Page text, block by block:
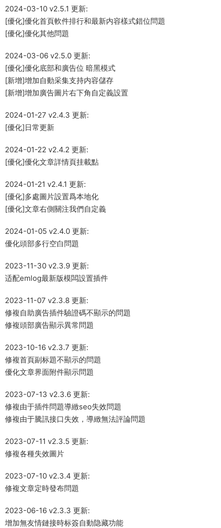
2024-03-10 v2.5.1 更新:
[優化]優化首頁軟件排行和最新内容樣式錯位問題
[優化]優化其他問題
2024-03-06 v2.5.0 更新:
[優化]優化底部和廣告位 暗黑模式
[新增]增加自動采集支持内容儲存
[新增]增加廣告圖片右下角自定義設置
2024-01-27 v2.4.3 更新:
[優化]日常更新
2024-01-22 v2.4.2 更新:
[優化]優化文章詳情頁挂載點
2024-01-21 v2.4.1 更新:
[優化]多處圖片設置爲本地化
[優化]文章右側關注我們自定義
2024-01-05 v2.4.0 更新:
優化頭部多行空白問題
2023-11-30 v2.3.9 更新:
适配emlog最新版模闆設置插件
2023-11-07 v2.3.8 更新:
修複自助廣告插件驗證碼不顯示的問題
修複頭部廣告顯示異常問題
2023-10-16 v2.3.7 更新:
修複首頁副标題不顯示的問題
優化文章界面附件顯示問題
2023-07-13 v2.3.6 更新:
修複由于插件問題導緻seo失效問題
修複由于騰訊接口失效，導緻無法評論問題
2023-07-11 v2.3.5 更新:
修複各種失效圖片
2023-07-10 v2.3.4 更新:
修複文章定時發布問題
2023-06-16 v2.3.3 更新:
增加無友情鏈接時标簽自動隐藏功能